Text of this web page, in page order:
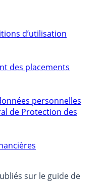
d’utilisation
des placements
personnelles
de Protection des